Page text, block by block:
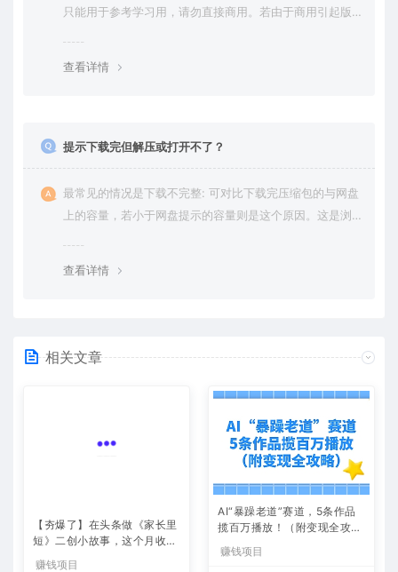
只能用于参考学习用，请勿直接商用。若由于商用引起版
查看详情
提示下载完但解压或打开不了？
最常见的情况是下载不完整: 可对比下载完压缩包的与网盘
上的容量，若小于网盘提示的容量则是这个原因。这是浏
查看详情
相关文章
【夯爆了】在头条做《家长里
短》二创小故事，这个月收益
2w+
赚钱项目
AI“暴躁老道”赛道，5条作品
揽百万播放！（附变现全攻
略）
赚钱项目